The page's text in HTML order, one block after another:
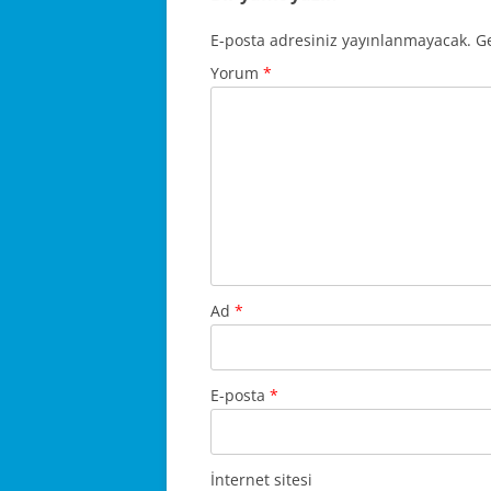
E-posta adresiniz yayınlanmayacak.
Yorum *
Ad *
E-posta *
İnternet sitesi